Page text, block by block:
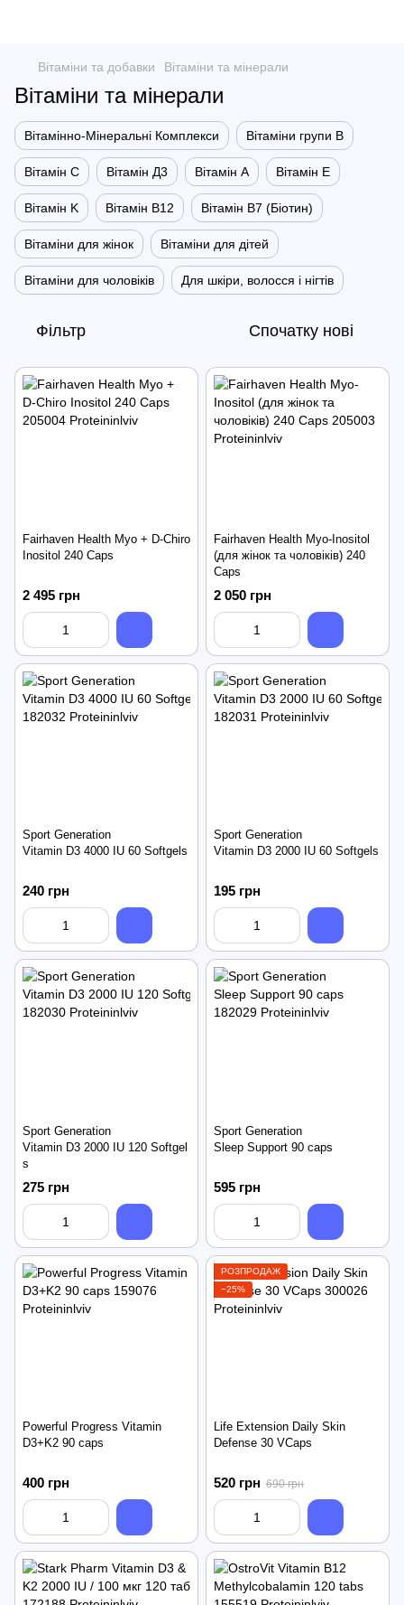
Вітаміни та добавки Вітаміни та мінерали
Вітаміни та мінерали
Вітамінно-Мінеральні Комплекси Вітаміни групи B
Вітамін С Вітамін Д3 Вітамін А Вітамін Е
Вітамін K Вітамін В12 Вітамін В7 (Біотин)
Вітаміни для жінок Вітаміни для дітей
Вітаміни для чоловіків Для шкіри, волосся і нігтів
Фільтр Спочатку нові
Fairhaven Health Myo + D-Chiro
Inositol 240 Caps
2 495 грн
Fairhaven Health Myo-Inositol
(для жінок та чоловіків) 240
Caps
2 050 грн
Sport Generation
Vitamin D3 4000 IU 60 Softgels
240 грн
Sport Generation
Vitamin D3 2000 IU 60 Softgels
195 грн
Sport Generation
Vitamin D3 2000 IU 120 Softgel
s
275 грн
Sport Generation
Sleep Support 90 caps
595 грн
Powerful Progress Vitamin
D3+K2 90 caps
400 грн
РОЗПРОДАЖ
−25%
Life Extension Daily Skin
Defense 30 VCaps
520 грн 690 грн